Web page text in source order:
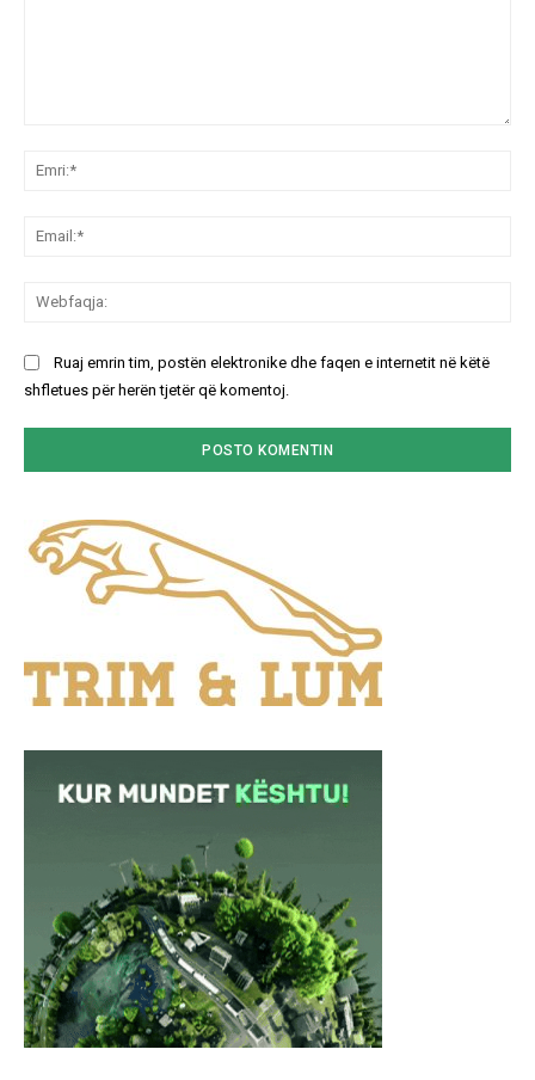
Ruaj emrin tim, postën elektronike dhe faqen e internetit në këtë
shfletues për herën tjetër që komentoj.